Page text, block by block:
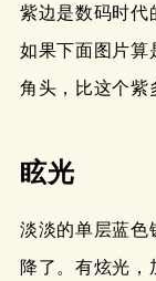
紫边是数码时代
如果下面图片算
角头，比这个
眩光
淡淡的单层蓝色
降了。有炫光